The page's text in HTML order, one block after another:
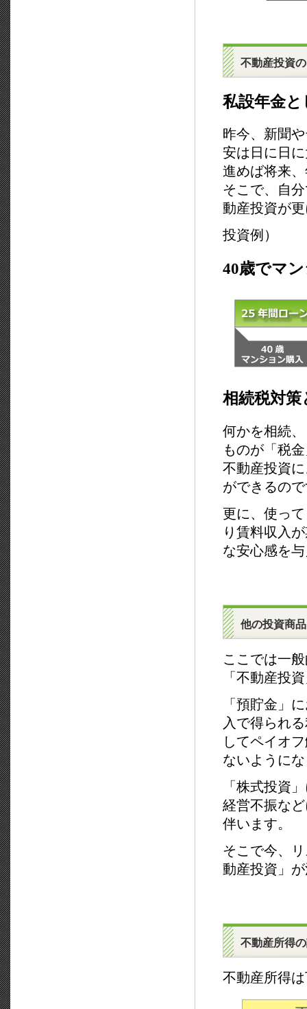
不動産投資
私設年金
昨今、新聞
安は日に日
進めば将来
そこで、自
動産投資が
投資例）
40歳でマ
相続税対
何かを相続
ものが「税
不動産投資
ができるの
更に、使っ
り賃料収入
な安心感を
他の投資商
ここでは一
「不動産投
「預貯金」
入で得られ
してペイオ
ないように
「株式投資
経営不振な
伴います。
そこで今、
動産投資」
不動産所得
不動産所得